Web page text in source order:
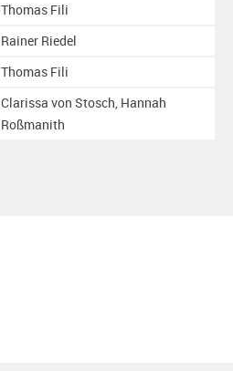
Thomas Fili
Rainer Riedel
Thomas Fili
Clarissa von Stosch, Hannah
Roßmanith